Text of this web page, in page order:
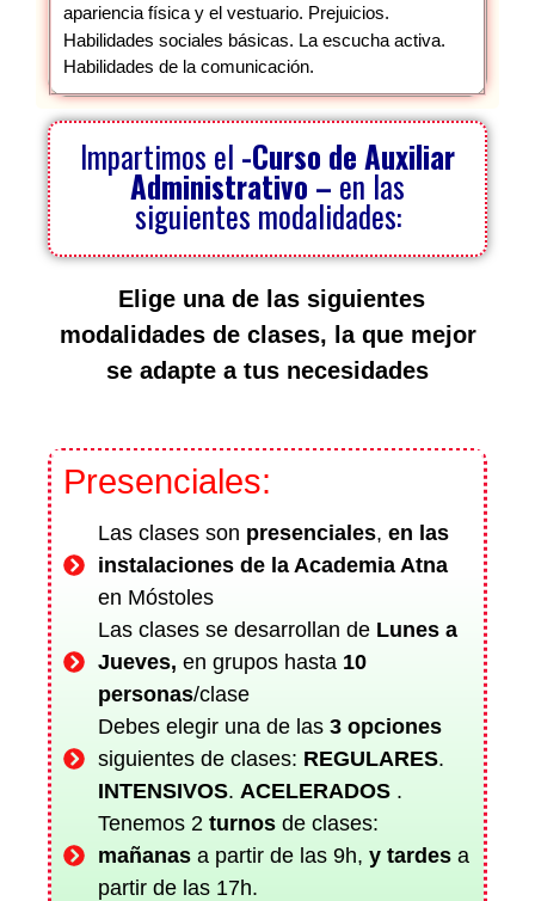
apariencia física y el vestuario. Prejuicios.
Habilidades sociales básicas. La escucha activa.
Habilidades de la comunicación.
Impartimos el -Curso de Auxiliar
Administrativo – en las
siguientes modalidades:
Elige una de las siguientes
modalidades de clases, la que mejor
se adapte a tus necesidades
Presenciales:
Las clases son presenciales, en las
instalaciones de la Academia Atna
en Móstoles
Las clases se desarrollan deLunes a
Jueves, en grupos hasta10
personas/clase
Debes elegir una de las 3 opciones
siguientes de clases: REGULARES.
INTENSIVOS. ACELERADOS.
Tenemos 2 turnosde clases:
mañanasa partir de las 9h, y tardesa
partir de las 17h.